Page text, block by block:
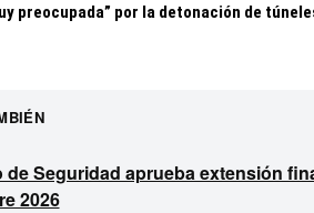
preocupada” por la detonación de
de Seguridad aprueba extensión
2026